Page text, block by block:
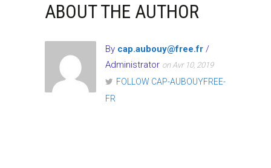
ABOUT THE AUTHOR
By cap.aubouy@free.fr /
Administrator on Avr 10, 2019
FOLLOW CAP-AUBOUYFREE-
FR